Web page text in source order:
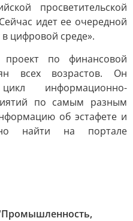
просветительской
идет ее очередной
в цифровой среде».
по финансовой
всех возрастов. Он
информационно-
по самым разным
об эстафете и
найти на портале